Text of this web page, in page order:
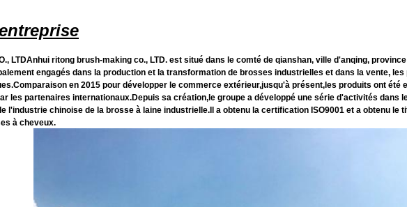
LTDAnhui ritong brush-making co., LTD. est situé dans le comté de qianshan, ville d'anqing,
engagés dans la production et la transformation de brosses industrielles et dans la vente,
en 2015 pour développer le commerce extérieur,jusqu'à présent,les produits ont
les partenaires internationaux.Depuis sa création,le groupe a développé une série d'activités dans
l'industrie chinoise de la brosse à laine industrielle.Il a obtenu la certification ISO9001 et a obtenu
à cheveux.